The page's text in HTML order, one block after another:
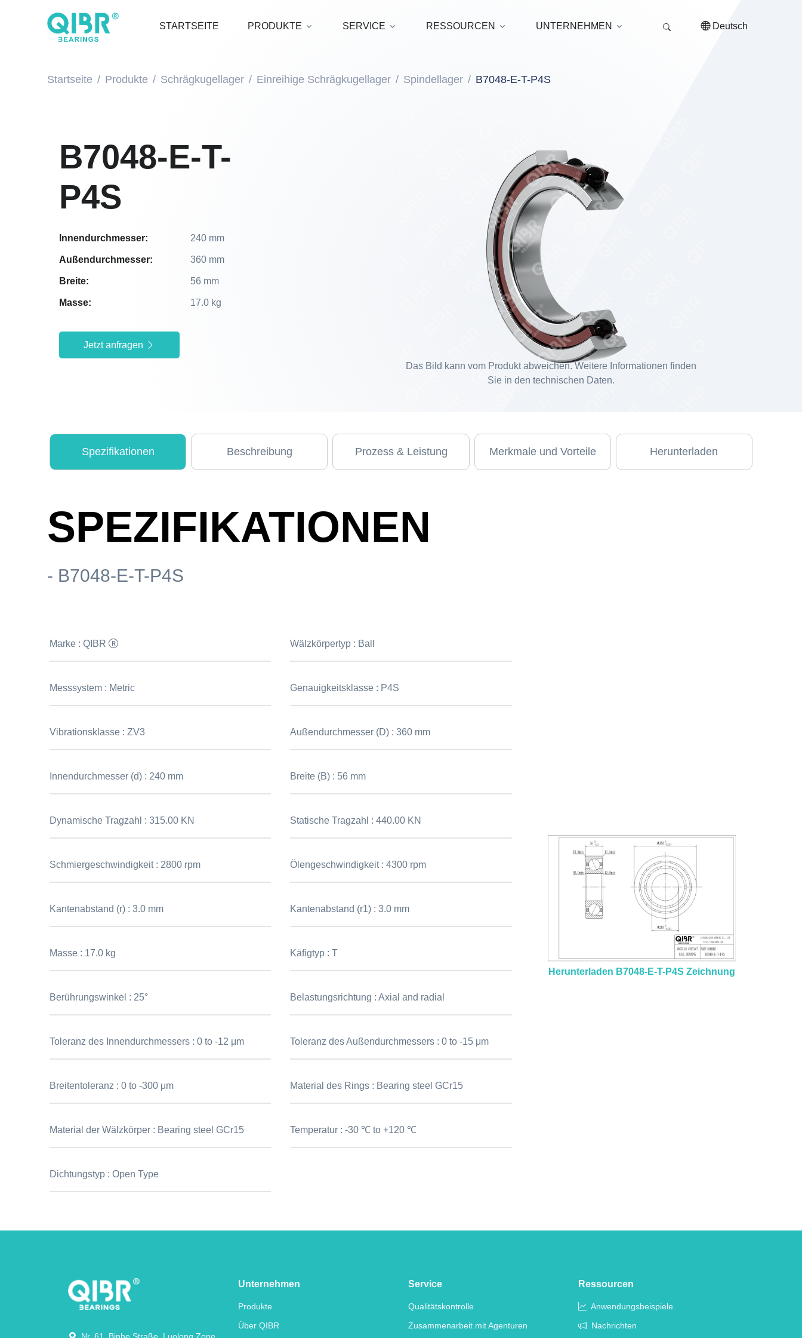
STARTSEITE PRODUKTE SERVICE RESSOURCEN UNTERNEHMEN Deutsch
Startseite Produkte Schrägkugellager Einreihige Schrägkugellager Spindellager B7048-E-T-P4S
B7048-E-T-
P4S
Innendurchmesser: 240 mm
Außendurchmesser: 360 mm
Breite: 56 mm
Masse: 17.0 kg
Jetzt anfragen
Das Bild kann vom Produkt abweichen. Weitere Informationen finden
Sie in den technischen Daten.
Spezifikationen Beschreibung Prozess & Leistung Merkmale und Vorteile Herunterladen
SPEZIFIKATIONEN
- B7048-E-T-P4S
Marke :QIBR Wälzkörpertyp : Ball
Messsystem : Metric Genauigkeitsklasse : P4S
Vibrationsklasse :ZV3 Außendurchmesser (D) :360 mm
Innendurchmesser (d) : 240 mm Breite (B) : 56 mm
Dynamische Tragzahl :315.00 KN Statische Tragzahl :440.00 KN
Schmiergeschwindigkeit : 2800 rpm Ölengeschwindigkeit :4300 rpm
Kantenabstand (r) :3.0 mm Kantenabstand (r1) :3.0 mm
Masse : 17.0 kg Käfigtyp :T
Berührungswinkel : 25° Belastungsrichtung :Axial and radial
Toleranz des Innendurchmessers :0 to -12 μm Toleranz des Außendurchmessers :0 to -15 μm
Breitentoleranz :0 to -300 μm Material des Rings : Bearing steel GCr15
Material der Wälzkörper : Bearing steel GCr15 Temperatur :-30 ℃ to +120 ℃
Dichtungstyp :Open Type
Herunterladen B7048-E-T-P4S Zeichnung
Unternehmen
Produkte
Über QIBR
Service
Qualitätskontrolle
Zusammenarbeit mit Agenturen
Ressourcen
Anwendungsbeispiele
Nachrichten